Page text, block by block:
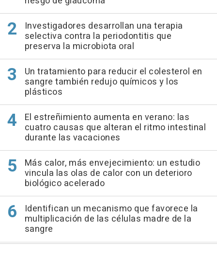
Investigadores desarrollan una terapia
selectiva contra la periodontitis que
preserva la microbiota oral
Un tratamiento para reducir el colesterol en
sangre también redujo químicos y los
plásticos
El estreñimiento aumenta en verano: las
cuatro causas que alteran el ritmo intestinal
durante las vacaciones
Más calor, más envejecimiento: un estudio
vincula las olas de calor con un deterioro
biológico acelerado
Identifican un mecanismo que favorece la
multiplicación de las células madre de la
sangre